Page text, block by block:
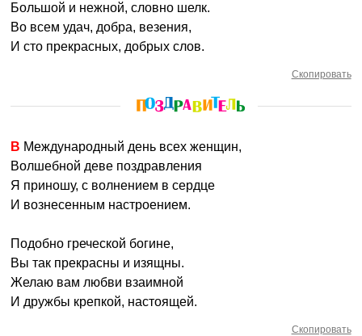
Большой и нежной, словно шелк.
Во всем удач, добра, везения,
И сто прекрасных, добрых слов.
Скопировать
В Международный день всех женщин,
Волшебной деве поздравления
Я приношу, с волнением в сердце
И вознесенным настроением.
Подобно греческой богине,
Вы так прекрасны и изящны.
Желаю вам любви взаимной
И дружбы крепкой, настоящей.
Скопировать